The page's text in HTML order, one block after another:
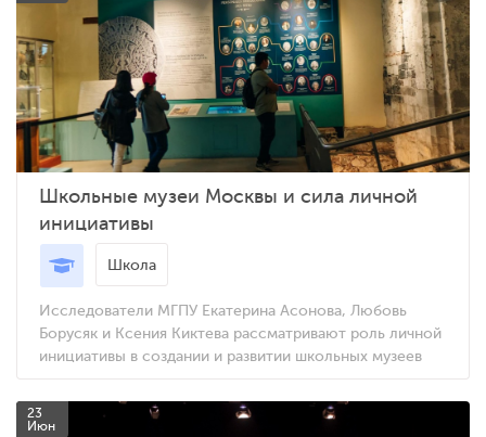
Школьные музеи Москвы и сила личной
инициативы
Школа
Исследователи МГПУ Екатерина Асонова, Любовь
Борусяк и Ксения Киктева рассматривают роль личной
инициативы в создании и развитии школьных музеев
23
Июн